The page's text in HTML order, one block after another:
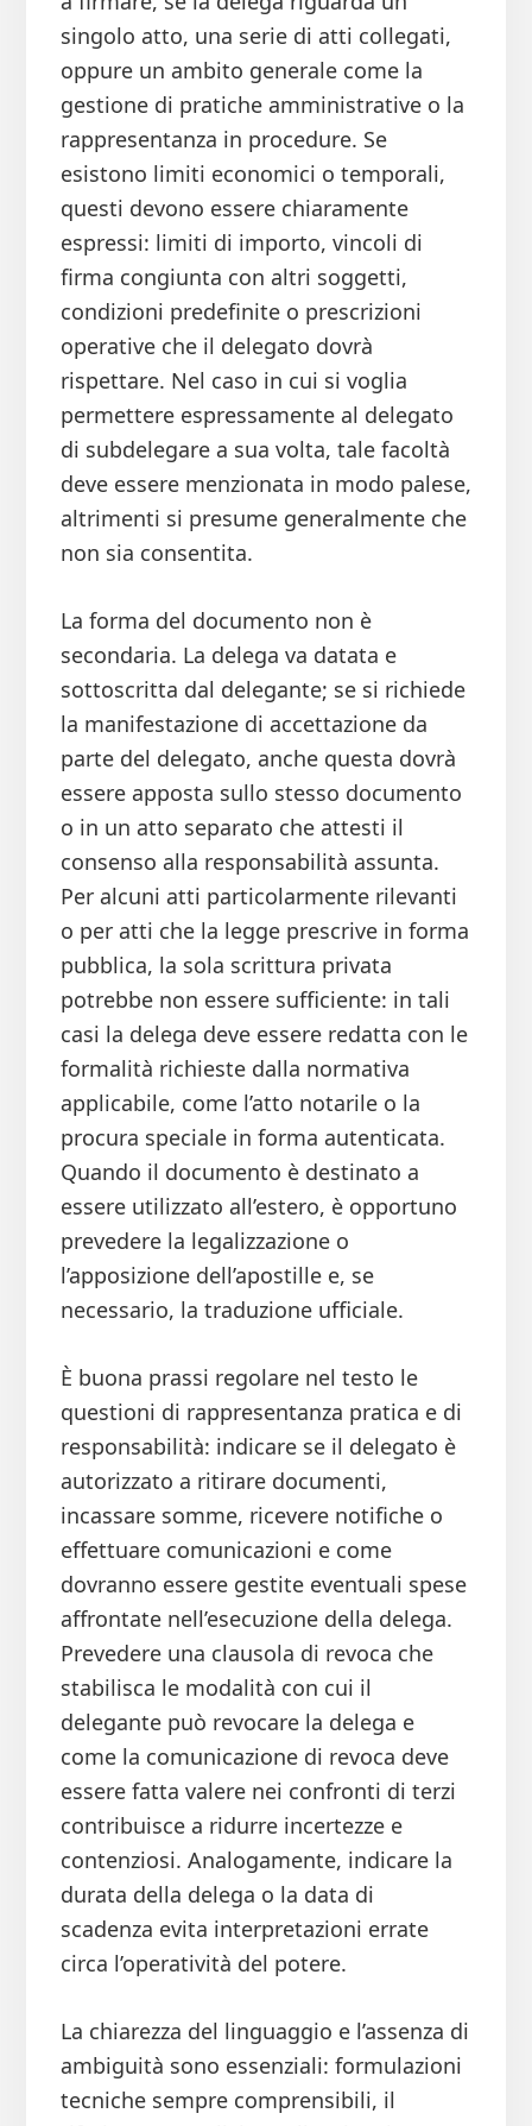
singolo atto, una serie di atti collegati,
oppure un ambito generale come la
gestione di pratiche amministrative o la
rappresentanza in procedure. Se
esistono limiti economici o temporali,
questi devono essere chiaramente
espressi: limiti di importo, vincoli di
firma congiunta con altri soggetti,
condizioni predefinite o prescrizioni
operative che il delegato dovrà
rispettare. Nel caso in cui si voglia
permettere espressamente al delegato
di subdelegare a sua volta, tale facoltà
deve essere menzionata in modo palese,
altrimenti si presume generalmente che
non sia consentita.
La forma del documento non è
secondaria. La delega va datata e
sottoscritta dal delegante; se si richiede
la manifestazione di accettazione da
parte del delegato, anche questa dovrà
essere apposta sullo stesso documento
o in un atto separato che attesti il
consenso alla responsabilità assunta.
Per alcuni atti particolarmente rilevanti
o per atti che la legge prescrive in forma
pubblica, la sola scrittura privata
potrebbe non essere sufficiente: in tali
casi la delega deve essere redatta con le
formalità richieste dalla normativa
applicabile, come l’atto notarile o la
procura speciale in forma autenticata.
Quando il documento è destinato a
essere utilizzato all’estero, è opportuno
prevedere la legalizzazione o
l’apposizione dell’apostille e, se
necessario, la traduzione ufficiale.
È buona prassi regolare nel testo le
questioni di rappresentanza pratica e di
responsabilità: indicare se il delegato è
autorizzato a ritirare documenti,
incassare somme, ricevere notifiche o
effettuare comunicazioni e come
dovranno essere gestite eventuali spese
affrontate nell’esecuzione della delega.
Prevedere una clausola di revoca che
stabilisca le modalità con cui il
delegante può revocare la delega e
come la comunicazione di revoca deve
essere fatta valere nei confronti di terzi
contribuisce a ridurre incertezze e
contenziosi. Analogamente, indicare la
durata della delega o la data di
scadenza evita interpretazioni errate
circa l’operatività del potere.
La chiarezza del linguaggio e l’assenza di
ambiguità sono essenziali: formulazioni
tecniche sempre comprensibili, il